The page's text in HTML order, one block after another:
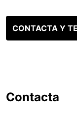
CONTACTA Y
Contacta